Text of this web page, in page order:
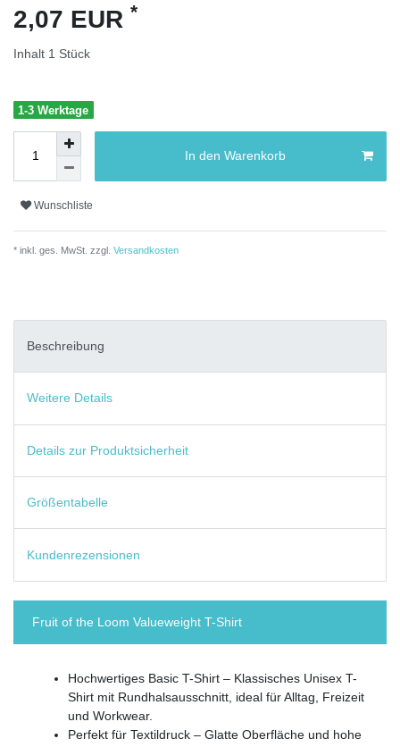
2,07 EUR *
Inhalt 1 Stück
1-3 Werktage
In den Warenkorb
Wunschliste
* inkl. ges. MwSt. zzgl. Versandkosten
Beschreibung
Weitere Details
Details zur Produktsicherheit
Größentabelle
Kundenrezensionen
Fruit of the Loom Valueweight T-Shirt
Hochwertiges Basic T-Shirt – Klassisches Unisex T-
Shirt mit Rundhalsausschnitt, ideal für Alltag, Freizeit
und Workwear.
Perfekt für Textildruck – Glatte Oberfläche und hohe